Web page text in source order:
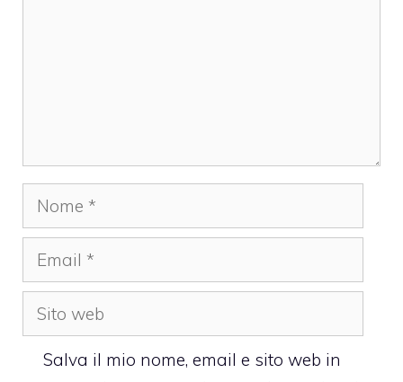
Nome
Email
Sito
web
Salva il mio nome, email e sito web in